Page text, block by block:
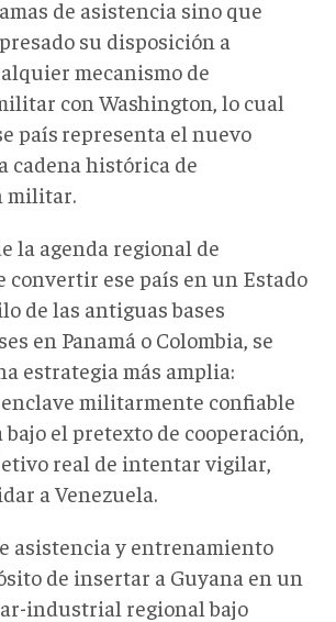
de asistencia sino que
su disposición a
mecanismo de
con Washington, lo cual
país representa el nuevo
cadena histórica de
militar.
la agenda regional de
convertir ese país en un Estado
de las antiguas bases
en Panamá o Colombia, se
estrategia más amplia:
militarmente confiable
bajo el pretexto de cooperación,
real de intentar vigilar,
a Venezuela.
asistencia y entrenamiento
de insertar a Guyana en un
industrial regional bajo